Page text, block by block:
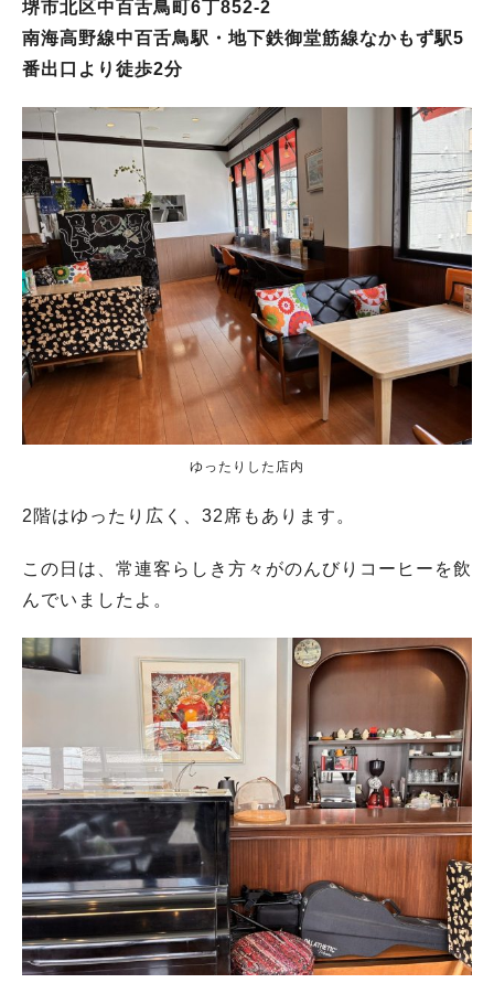
堺市北区中百舌鳥町6丁852‐2
南海高野線中百舌鳥駅・地下鉄御堂筋線なかもず駅5
番出口より徒歩2分
ゆったりした店内
2階はゆったり広く、32席もあります。
この日は、常連客らしき方々がのんびりコーヒーを飲
んでいましたよ。